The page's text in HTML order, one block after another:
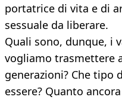
portatrice di vita e di
sessuale da liberare.
Quali sono, dunque, i
vogliamo trasmettere
generazioni? Che tipo
essere? Quanto